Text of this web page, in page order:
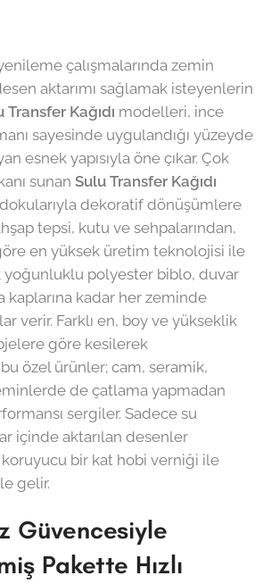
çalışmalarında zemin
aktarımı sağlamak isteyenlerin
Transfer Kağıdı modelleri, ince
sayesinde uygulandığı yüzeyde
esnek yapısıyla öne çıkar. Çok
sunan Sulu Transfer Kağıdı
dekoratif dönüşümlere
tepsi, kutu ve sehpalarından,
en yüksek üretim teknolojisi ile
yoğunluklu polyester biblo, duvar
kaplarına kadar her zeminde
verir. Farklı en, boy ve yükseklik
göre kesilerek
özel ürünler; cam, seramik,
de çatlama yapmadan
sergiler. Sadece su
içinde aktarılan desenler
bir kat hobi verniği ile
gelir.
Güvencesiyle
Pakette Hızlı